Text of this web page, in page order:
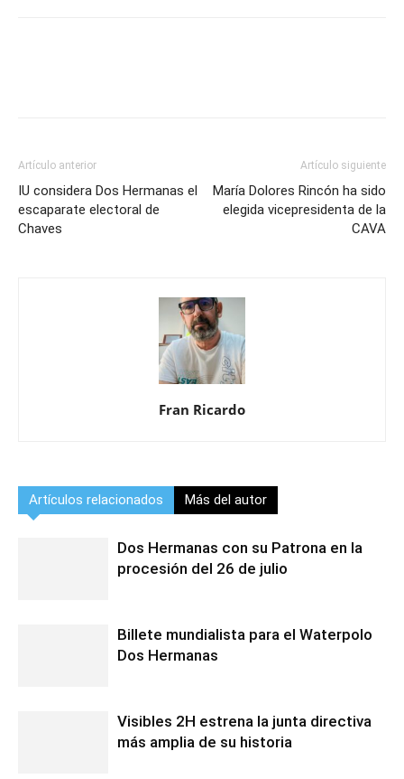
Artículo anterior
IU considera Dos Hermanas el
escaparate electoral de
Chaves
Artículo siguiente
María Dolores Rincón ha sido
elegida vicepresidenta de la
CAVA
Fran Ricardo
Artículos relacionados Más del autor
Dos Hermanas con su Patrona en la
procesión del 26 de julio
Billete mundialista para el Waterpolo
Dos Hermanas
Visibles 2H estrena la junta directiva
más amplia de su historia